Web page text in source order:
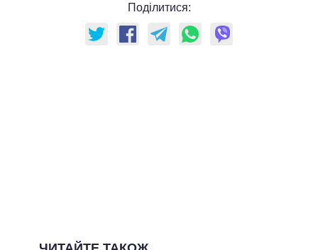
Поділитися: